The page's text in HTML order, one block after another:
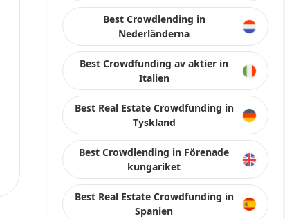
Best Crowdlending in
Nederländerna
Best Crowdfunding av aktier in
Italien
Best Real Estate Crowdfunding in
Tyskland
Best Crowdlending in Förenade
kungariket
Best Real Estate Crowdfunding in
Spanien